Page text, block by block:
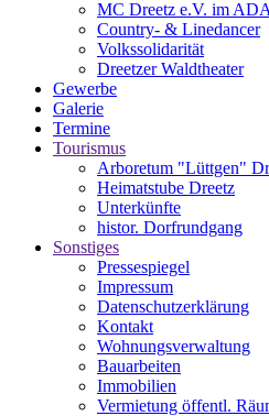
MC Dreetz e.V. im
Country- & Linedancer
Volkssolidarität
Dreetzer Waldtheater
Gewerbe
Galerie
Termine
Tourismus
Arboretum "Lüttgen"
Heimatstube Dreetz
Unterkünfte
histor. Dorfrundgang
Sonstiges
Pressespiegel
Impressum
Datenschutzerklärung
Kontakt
Wohnungsverwaltung
Bauarbeiten
Immobilien
Vermietung öffentl.